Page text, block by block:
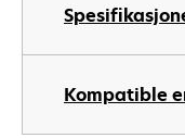
Kompatible